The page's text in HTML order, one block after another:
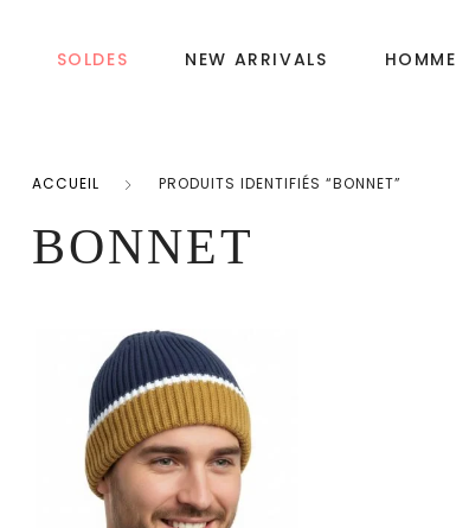
SOLDES NEW ARRIVALS HOMME
Bonnet Femme
Sacs à main
ACCUEIL PRODUITS IDENTIFIÉS “BONNET”
BONNET